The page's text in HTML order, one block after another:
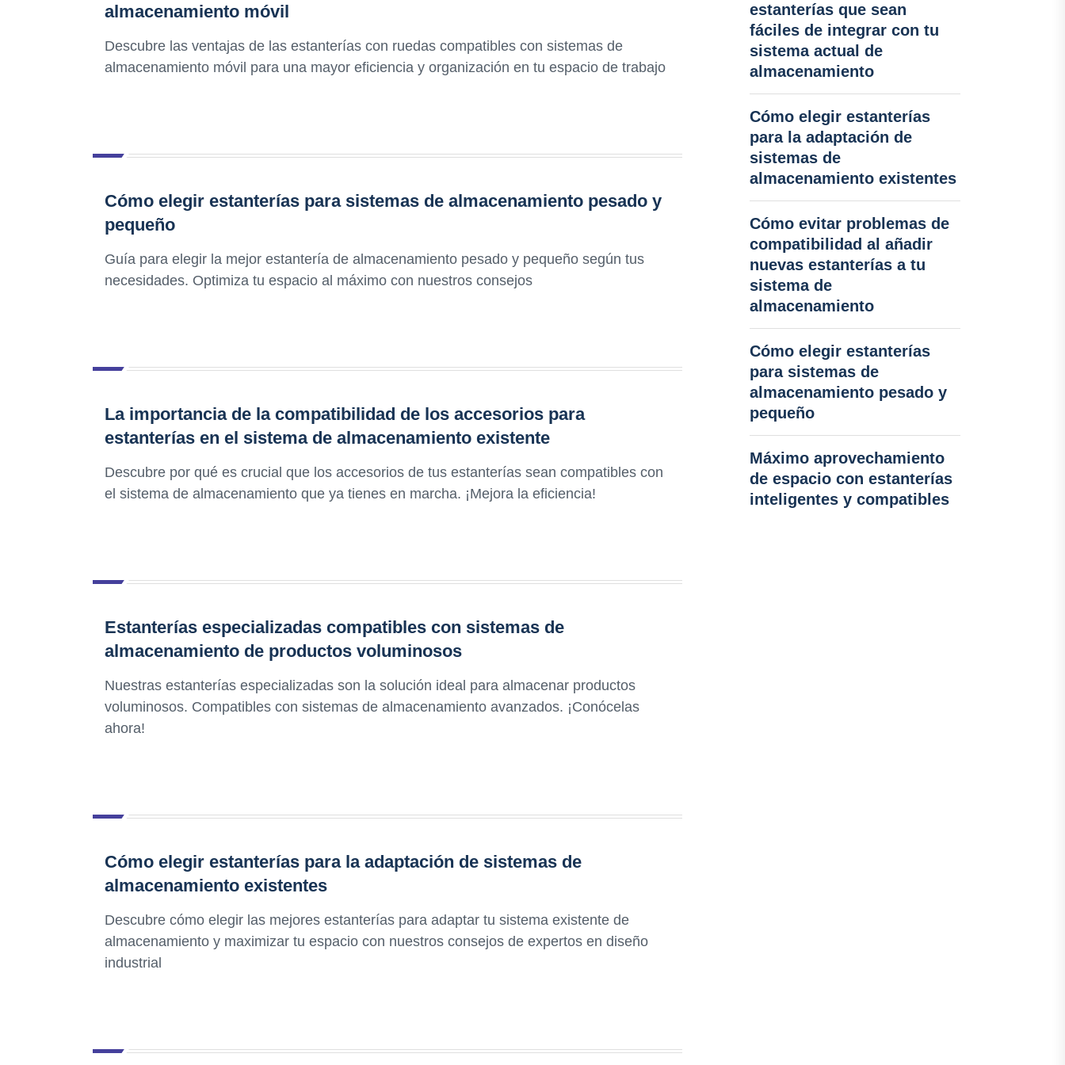
almacenamiento móvil
Descubre las ventajas de las estanterías con ruedas compatibles con sistemas de
almacenamiento móvil para una mayor eficiencia y organización en tu espacio de trabajo
Cómo elegir estanterías para sistemas de almacenamiento pesado y
pequeño
Guía para elegir la mejor estantería de almacenamiento pesado y pequeño según tus
necesidades. Optimiza tu espacio al máximo con nuestros consejos
La importancia de la compatibilidad de los accesorios para
estanterías en el sistema de almacenamiento existente
Descubre por qué es crucial que los accesorios de tus estanterías sean compatibles con
el sistema de almacenamiento que ya tienes en marcha. ¡Mejora la eficiencia!
Estanterías especializadas compatibles con sistemas de
almacenamiento de productos voluminosos
Nuestras estanterías especializadas son la solución ideal para almacenar productos
voluminosos. Compatibles con sistemas de almacenamiento avanzados. ¡Conócelas
ahora!
Cómo elegir estanterías para la adaptación de sistemas de
almacenamiento existentes
Descubre cómo elegir las mejores estanterías para adaptar tu sistema existente de
almacenamiento y maximizar tu espacio con nuestros consejos de expertos en diseño
industrial
estanterías que sean
fáciles de integrar con tu
sistema actual de
almacenamiento
Cómo elegir estanterías
para la adaptación de
sistemas de
almacenamiento existentes
Cómo evitar problemas de
compatibilidad al añadir
nuevas estanterías a tu
sistema de
almacenamiento
Cómo elegir estanterías
para sistemas de
almacenamiento pesado y
pequeño
Máximo aprovechamiento
de espacio con estanterías
inteligentes y compatibles